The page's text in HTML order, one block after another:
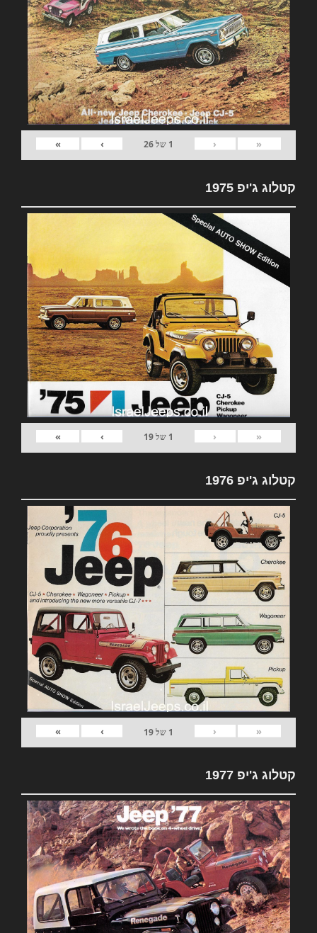
«
‹
1 של26
›
»
קטלוג ג'יפ 1975
«
‹
1 של19
›
»
קטלוג ג'יפ 1976
«
‹
1 של19
›
»
קטלוג ג'יפ 1977